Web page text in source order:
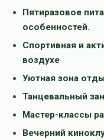
Пятиразовое
особенностей.
Спортивная и
воздухе
Уютная зона
Танцевальный
Мастер-классы
Вечерний